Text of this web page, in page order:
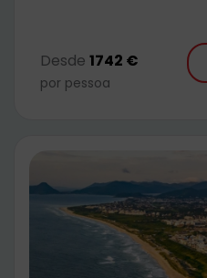
Desde 1742 €
por pessoa